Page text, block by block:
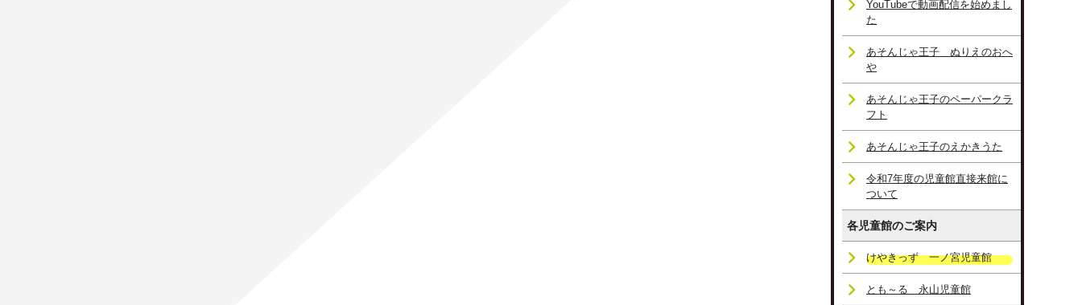
YouTubeで動画配信を始めまし
た
あそんじゃ王子 ぬりえのおへ
や
あそんじゃ王子のペーパークラ
フト
あそんじゃ王子のえかきうた
令和7年度の児童館直接来館に
ついて
各児童館のご案内
けやきっず 一ノ宮児童館
とも～る 永山児童館